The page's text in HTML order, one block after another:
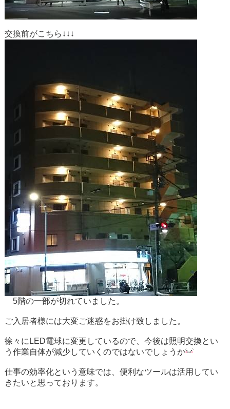
交換前がこちら↓↓↓
5階の一部が切れていました。
ご入居者様には大変ご迷惑をお掛け致しました。
徐々にLED電球に変更しているので、今後は照明交換とい
う作業自体が減少していくのではないでしょうか
仕事の効率化という意味では、便利なツールは活用してい
きたいと思っております。